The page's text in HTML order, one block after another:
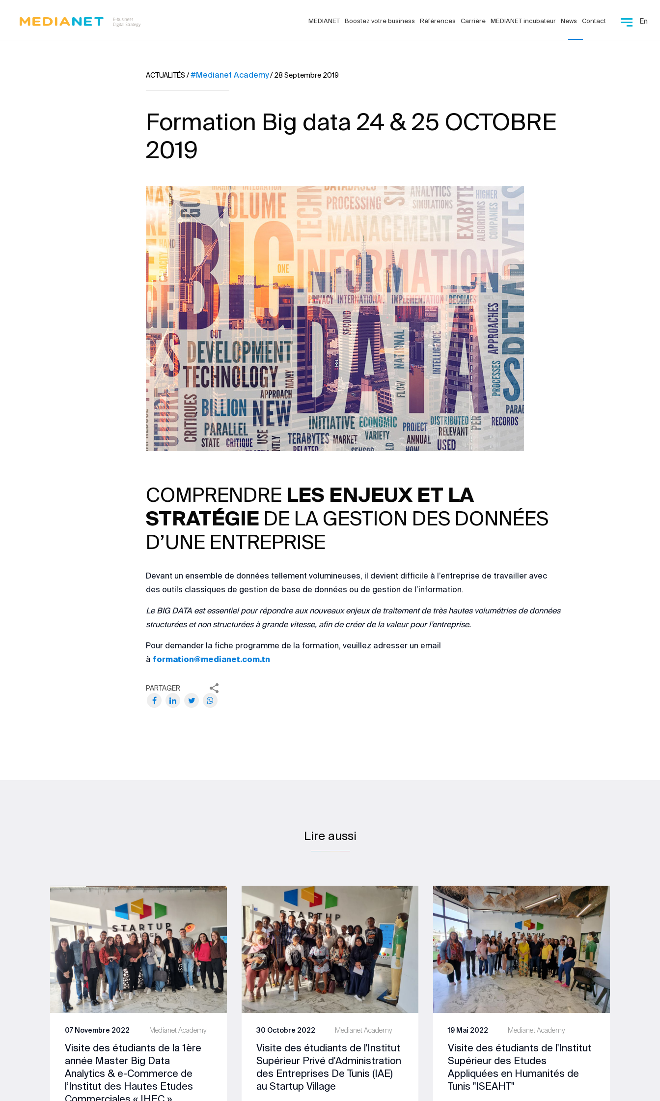
MEDIANET Boostez votre business Références Carrière MEDIANET incubateur News Contact En
ACTUALITÉS /#Medianet Academy/ 28 Septembre 2019
Formation Big data 24 & 25 OCTOBRE
2019
COMPRENDRE LES ENJEUX ET LA
STRATÉGIE DE LA GESTION DES DONNÉES
D’UNE ENTREPRISE
Devant un ensemble de données tellement volumineuses, il devient difficile à l’entreprise de travailler avec
des outils classiques de gestion de base de données ou de gestion de l’information.
Le BIG DATA est essentiel pour répondre aux nouveaux enjeux de traitement de très hautes volumétries de données
structurées et non structurées à grande vitesse, afin de créer de la valeur pour l’entreprise.
Pour demander la fiche programme de la formation, veuillez adresser un email
à formation@medianet.com.tn
PARTAGER
Lire aussi
Medianet Academy
07 Novembre 2022
Visite des étudiants de la 1ère
année Master Big Data
Analytics & e-Commerce de
l’Institut des Hautes Etudes
Medianet Academy
30 Octobre 2022
Visite des étudiants de l'Institut
Supérieur Privé d'Administration
des Entreprises De Tunis (IAE)
au Startup Village
Medianet Academy
19 Mai 2022
Visite des étudiants de l'Institut
Supérieur des Etudes
Appliquées en Humanités de
Tunis "ISEAHT"